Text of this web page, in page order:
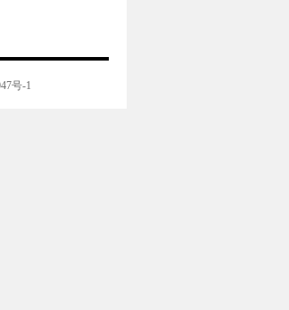
号-1